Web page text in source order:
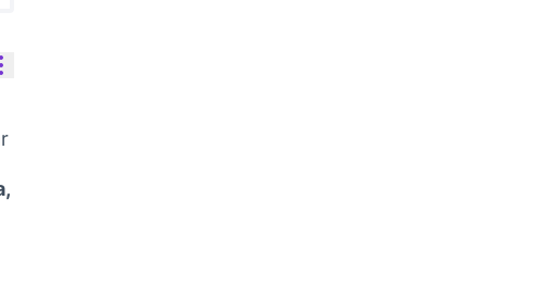
Controls de recursos